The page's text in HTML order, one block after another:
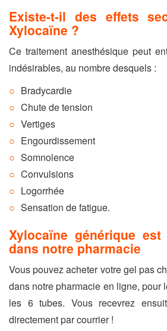
Existe-t-il des effets
Xylocaïne ?
Ce traitement anesthésique peut
indésirables, au nombre desquels :
Bradycardie
Chute de tension
Vertiges
Engourdissement
Somnolence
Convulsions
Logorrhée
Sensation de fatigue.
Xylocaïne générique
dans notre pharmacie
Vous pouvez acheter votre gel pas
dans notre pharmacie en ligne, pour
les 6 tubes. Vous recevrez
directement par courrier !